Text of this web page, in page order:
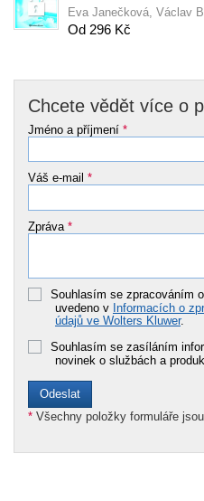
Eva Janečková, Václav
Od 296 Kč
Chcete vědět více o
Jméno a příjmení *
Váš e-mail *
Zpráva *
Souhlasím se zpracováním
uvedeno v Informacích o
údajů ve Wolters Kluwer.
Souhlasím se zasíláním
novinek o službách a
* Všechny položky formuláře jsou